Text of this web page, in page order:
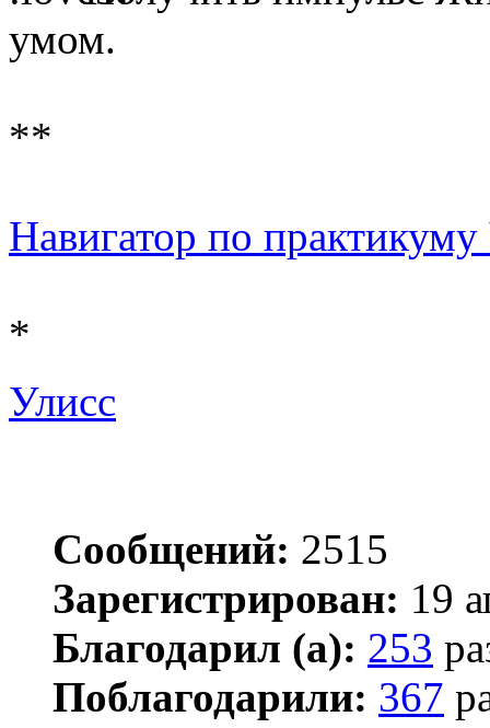
умом.
**
Навигатор по
*
Улисс
Сообщений: 2515
Зарегистрирован: 19
Благодарил (а): 253
Поблагодарили: 367